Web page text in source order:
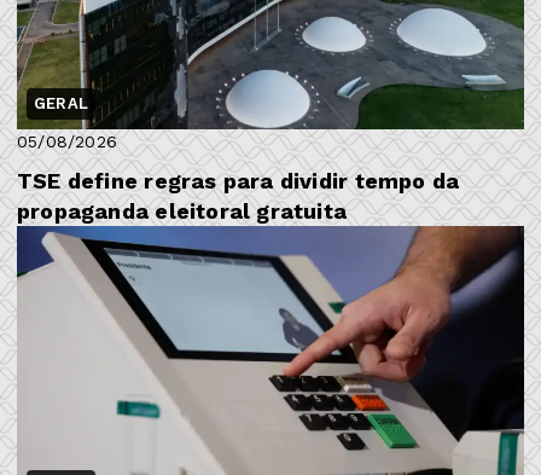
GERAL
05/08/2026
TSE define regras para dividir tempo da
propaganda eleitoral gratuita